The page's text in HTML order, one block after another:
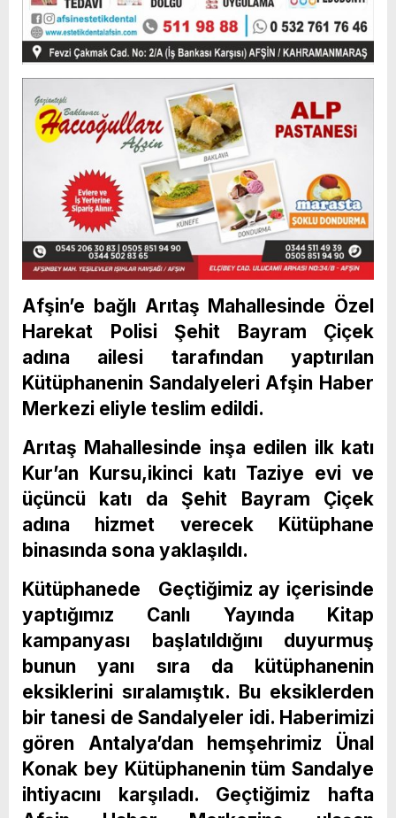
Afşin’e bağlı Arıtaş Mahallesinde Özel
Harekat Polisi Şehit Bayram Çiçek
adına ailesi tarafından yaptırılan
Kütüphanenin Sandalyeleri Afşin Haber
Merkezi eliyle teslim edildi.
Arıtaş Mahallesinde inşa edilen ilk katı
Kur’an Kursu,ikinci katı Taziye evi ve
üçüncü katı da Şehit Bayram Çiçek
adına hizmet verecek Kütüphane
binasında sona yaklaşıldı.
Kütüphanede Geçtiğimiz ay içerisinde
yaptığımız Canlı Yayında Kitap
kampanyası başlatıldığını duyurmuş
bunun yanı sıra da kütüphanenin
eksiklerini sıralamıştık. Bu eksiklerden
bir tanesi de Sandalyeler idi. Haberimizi
gören Antalya’dan hemşehrimiz Ünal
Konak bey Kütüphanenin tüm Sandalye
ihtiyacını karşıladı. Geçtiğimiz hafta